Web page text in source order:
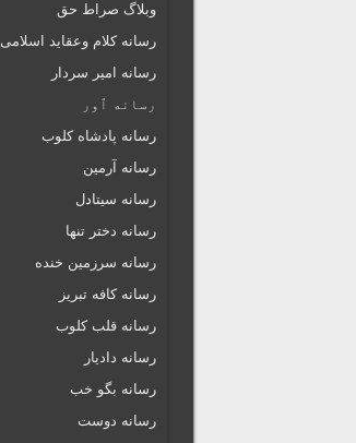
وبلاگ صراط حق
رسانه کلام وعقاید اسلامی
رسانه امیر سردار
رسانه ٱور
رسانه پادشاه کلوب
رسانه آرمین
رسانه سیتادل
رسانه دختر تنها
رسانه سرزمین خنده
رسانه کافه تبریز
رسانه قلب کلوب
رسانه دادیار
رسانه بگو خب
رسانه دوست